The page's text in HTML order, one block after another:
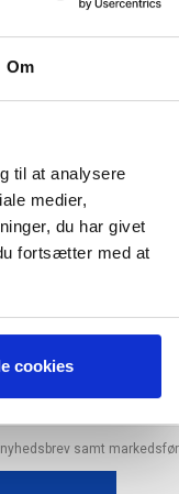
Om
til at analysere
medier,
du har givet
fortsætter med at
cookies
samt